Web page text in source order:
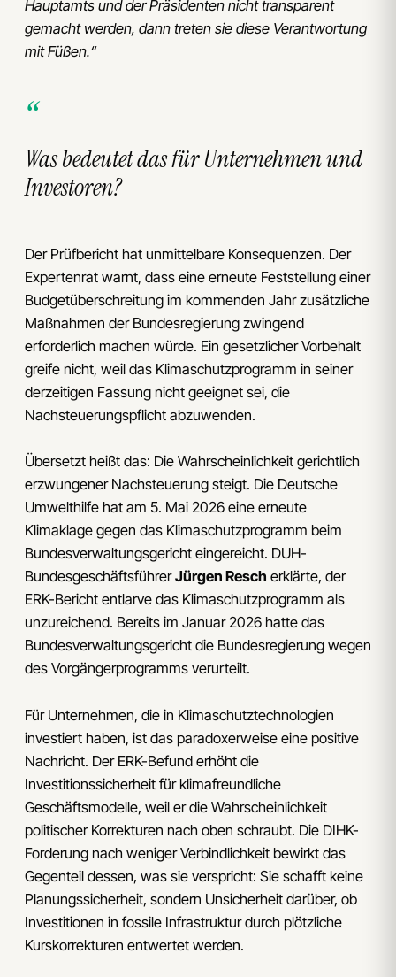
Hauptamts und der Präsidenten nicht transparent
gemacht werden, dann treten sie diese Verantwortung
mit Füßen.“
Was bedeutet das für Unternehmen und
Investoren?
Der Prüfbericht hat unmittelbare Konsequenzen. Der
Expertenrat warnt, dass eine erneute Feststellung einer
Budgetüberschreitung im kommenden Jahr zusätzliche
Maßnahmen der Bundesregierung zwingend
erforderlich machen würde. Ein gesetzlicher Vorbehalt
greife nicht, weil das Klimaschutzprogramm in seiner
derzeitigen Fassung nicht geeignet sei, die
Nachsteuerungspflicht abzuwenden.
Übersetzt heißt das: Die Wahrscheinlichkeit gerichtlich
erzwungener Nachsteuerung steigt. Die Deutsche
Umwelthilfe hat am 5. Mai 2026 eine erneute
Klimaklage gegen das Klimaschutzprogramm beim
Bundesverwaltungsgericht eingereicht. DUH-
BundesgeschäftsführerJürgen Resch erklärte, der
ERK-Bericht entlarve das Klimaschutzprogramm als
unzureichend. Bereits im Januar 2026 hatte das
Bundesverwaltungsgericht die Bundesregierung wegen
des Vorgängerprogramms verurteilt.
Für Unternehmen, die in Klimaschutztechnologien
investiert haben, ist das paradoxerweise eine positive
Nachricht. Der ERK-Befund erhöht die
Investitionssicherheit für klimafreundliche
Geschäftsmodelle, weil er die Wahrscheinlichkeit
politischer Korrekturen nach oben schraubt. Die DIHK-
Forderung nach weniger Verbindlichkeit bewirkt das
Gegenteil dessen, was sie verspricht: Sie schafft keine
Planungssicherheit, sondern Unsicherheit darüber, ob
Investitionen in fossile Infrastruktur durch plötzliche
Kurskorrekturen entwertet werden.